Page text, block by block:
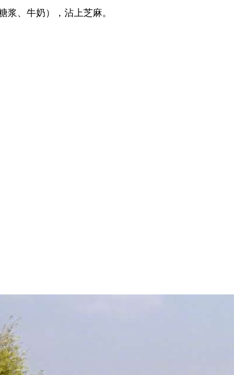
浆、牛奶），沾上芝麻。